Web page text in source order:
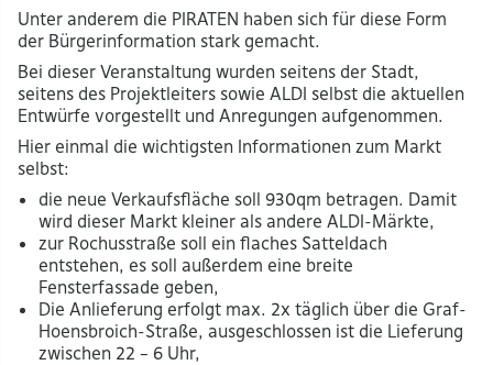
Unter anderem die PIRATEN haben sich für diese Form
der Bürgerinformation stark gemacht.
Bei dieser Veranstaltung wurden seitens der Stadt,
seitens des Projektleiters sowie ALDI selbst die aktuellen
Entwürfe vorgestellt und Anregungen aufgenommen.
Hier einmal die wichtigsten Informationen zum Markt
selbst:
die neue Verkaufsfläche soll 930qm betragen. Damit
wird dieser Markt kleiner als andere ALDI-Märkte,
zur Rochusstraße soll ein flaches Satteldach
entstehen, es soll außerdem eine breite
Fensterfassade geben,
Die Anlieferung erfolgt max. 2x täglich über die Graf-
Hoensbroich-Straße, ausgeschlossen ist die Lieferung
zwischen 22 – 6 Uhr,